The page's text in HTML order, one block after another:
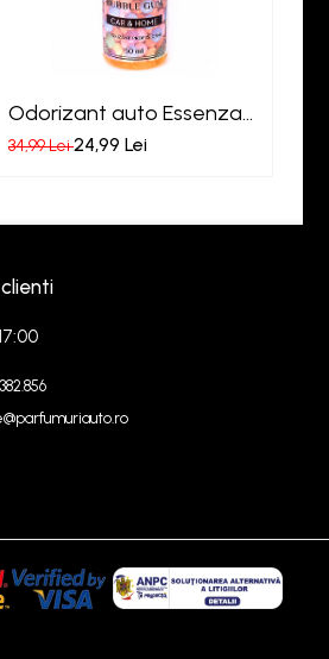
Odorizant auto Essenza
Bubble Gum
34,99 Lei24,99 Lei